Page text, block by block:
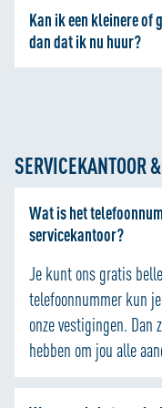
langs te komen om
Accu’s
Cement
Voedsel wanneer
Giftige materialen
Besmettelijke
Radioactieve
Explosieven
Wapens
Munitie
Vuurwerk
Drugs
Chemische
beschikbaar is, dan
transport oplossing
vestiging in de buurt.
Kan ik een kleinere of
dan dat ik nu huur?
grotere of kleinere
Onze medewerkers
meer over het
opslagruimte.
SERVICEKANTOOR
Wat is het
servicekantoor?
Je kunt ons gratis
telefoonnummer kun
onze vestigingen.
hebben om jou alle